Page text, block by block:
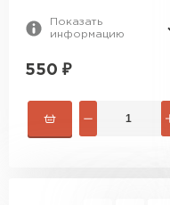
Показать
информацию
550 ₽